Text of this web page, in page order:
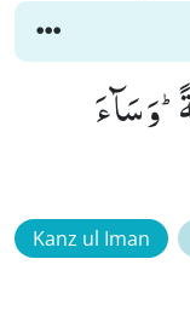
وَ سَآءَ
Kanz ul Iman